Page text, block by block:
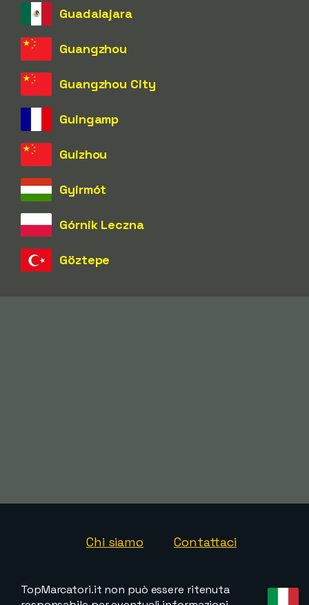
Guadalajara
Guangzhou
Guangzhou City
Guingamp
Guizhou
Gyirmót
Górnik Leczna
Göztepe
Chi siamo Contattaci
TopMarcatori.it non può essere ritenuta